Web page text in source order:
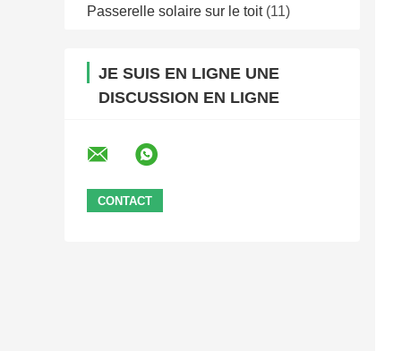
Passerelle solaire sur le toit (11)
JE SUIS EN LIGNE UNE
DISCUSSION EN LIGNE